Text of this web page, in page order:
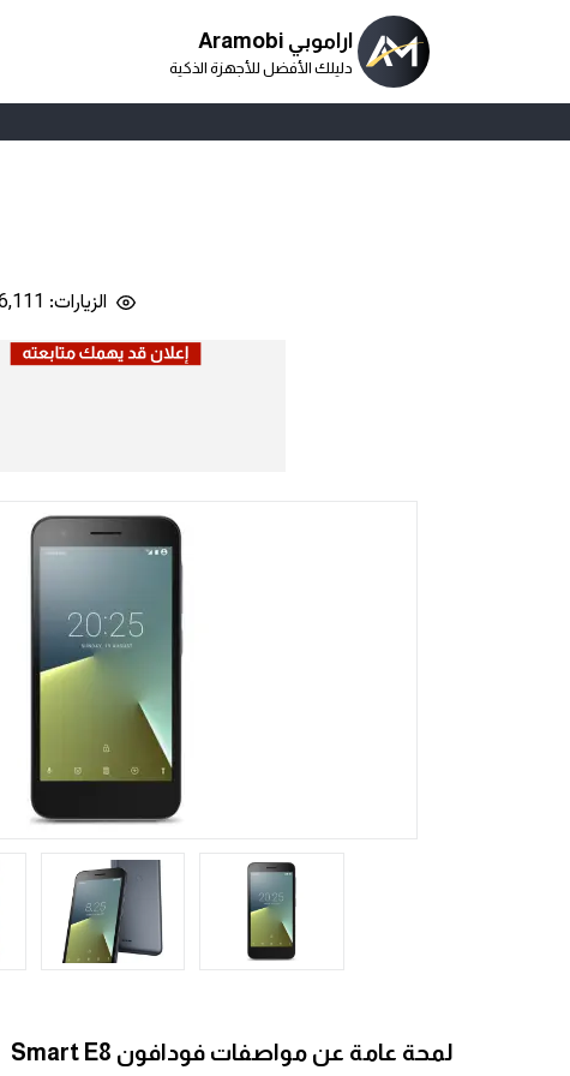
اراموبي Aramobi
دليلك الأفضل للأجهزة الذكية
الزيارات: 6,111
لمحة عامة عن مواصفات فودافون Smart E8